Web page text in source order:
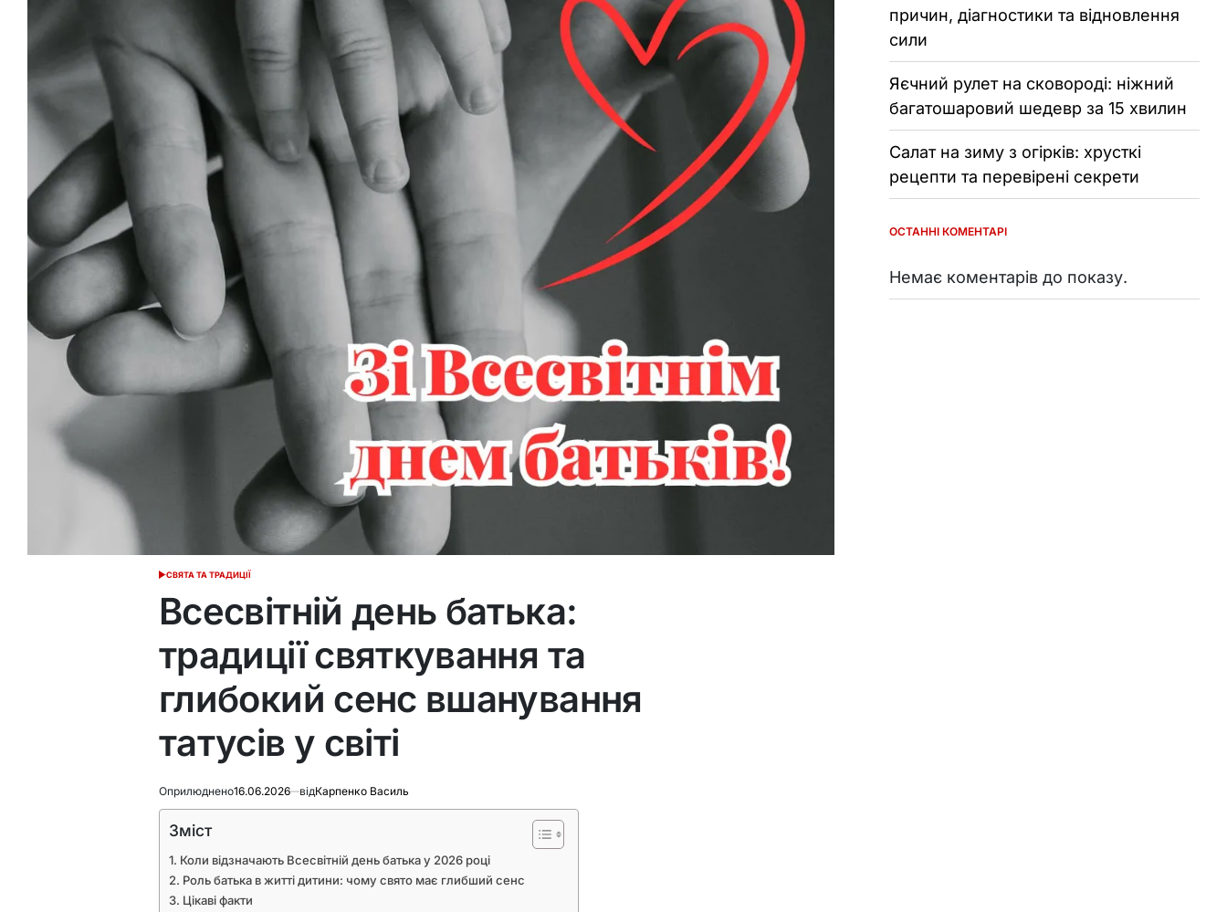
ОПУБЛІКУВАТИ
СВЯТА ТА ТРАДИЦІЇ
Всесвітній день батька:
традиції святкування та
глибокий сенс вшанування
татусів у світі
Оприлюднено16.06.2026 відКарпенко Василь
Зміст
Коли відзначають Всесвітній день батька у 2026 році
Роль батька в житті дитини: чому свято має глибший сенс
Цікаві факти
причин, діагностики та відновлення
сили
Яєчний рулет на сковороді: ніжний
багатошаровий шедевр за 15 хвилин
Салат на зиму з огірків: хрусткі
рецепти та перевірені секрети
ОСТАННІ КОМЕНТАРІ
Немає коментарів до показу.